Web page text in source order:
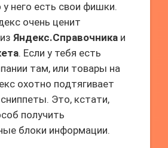
у него есть свои фишки.
очень ценит
Яндекс.Справочника и
. Если у тебя есть
там, или товары на
охотно подтягивает
Это, кстати,
получить
блоки информации.